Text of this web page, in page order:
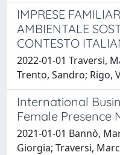
IMPRESE
AMBIENTALE
CONTESTO
2022-01-01 Traversi,
Trento, Sandro; Rigo,
International
Female Presence
2021-01-01 Bannò,
Giorgia; Traversi,